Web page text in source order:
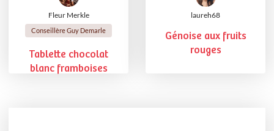
Fleur Merkle
Conseillère Guy Demarle
Tablette chocolat
blanc framboises
laureh68
Génoise aux fruits
rouges